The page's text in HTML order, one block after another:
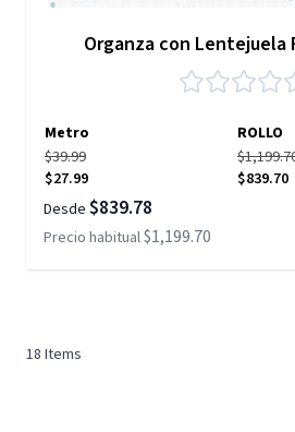
Organza con Lentejuela
Metro
ROLLO
$39.99
$27.99
$839.70
Desde $839.78
Precio habitual$1,199.70
18 Items